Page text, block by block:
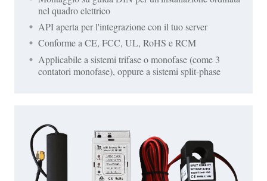
nel quadro elettrico
API aperta per l'integrazione con il tuo server
Conforme a CE, FCC, UL, RoHS e RCM
Applicabile a sistemi trifase o monofase (come 3
contatori monofase), oppure a sistemi split-phase